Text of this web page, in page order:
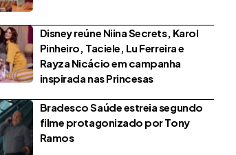
Disney reúne Niina Secrets, Karol
Pinheiro, Taciele, Lu Ferreira e
Rayza Nicácio em campanha
inspirada nas Princesas
Bradesco Saúde estreia segundo
filme protagonizado por Tony
Ramos